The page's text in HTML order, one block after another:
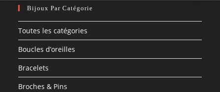
Bijoux Par Catégorie
Toutes les catégories
Boucles d’oreilles
Bracelets
Broches & Pins